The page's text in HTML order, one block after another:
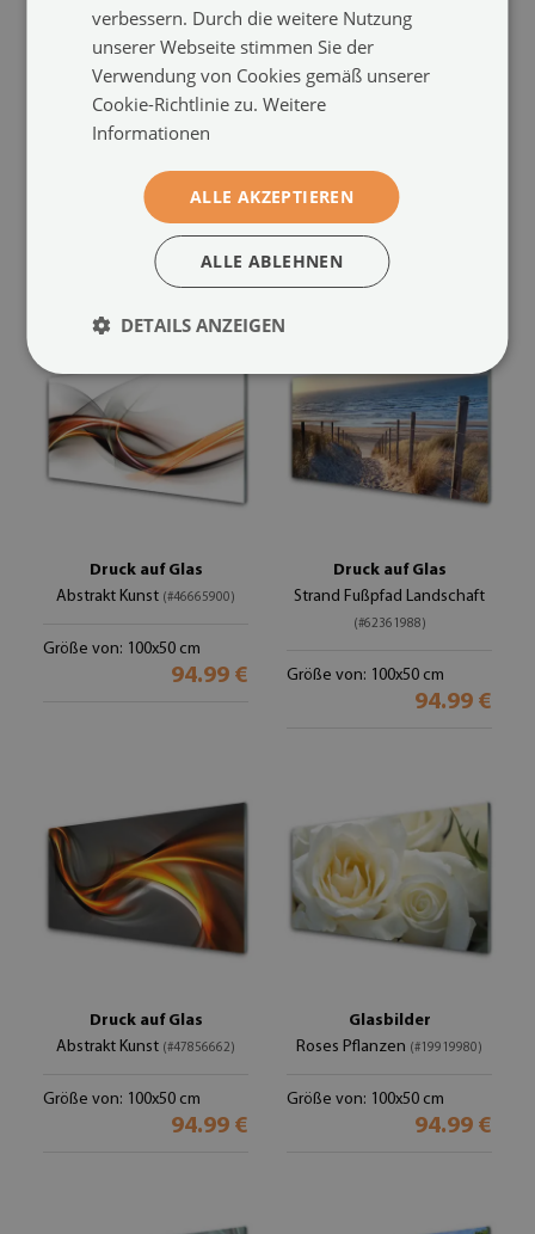
(#68293663)
Größe von: 100x50 cm
94.99 €
Größe von: 100x50 cm
Druck auf Glas
Abstrakt Kunst (#46665900)
Größe von: 100x50 cm
94.99 €
Druck auf Glas
Strand Fußpfad Landschaft
(#62361988)
Größe von: 100x50 cm
94.99 €
Druck auf Glas
Abstrakt Kunst (#47856662)
Größe von: 100x50 cm
94.99 €
Glasbilder
Roses Pflanzen (#19919980)
Größe von: 100x50 cm
94.99 €
verbessern. Durch die weitere Nutzung
unserer Webseite stimmen Sie der
Verwendung von Cookies gemäß unserer
Cookie-Richtlinie zu.Weitere
Informationen
ALLE AKZEPTIEREN
ALLE ABLEHNEN
DETAILS ANZEIGEN